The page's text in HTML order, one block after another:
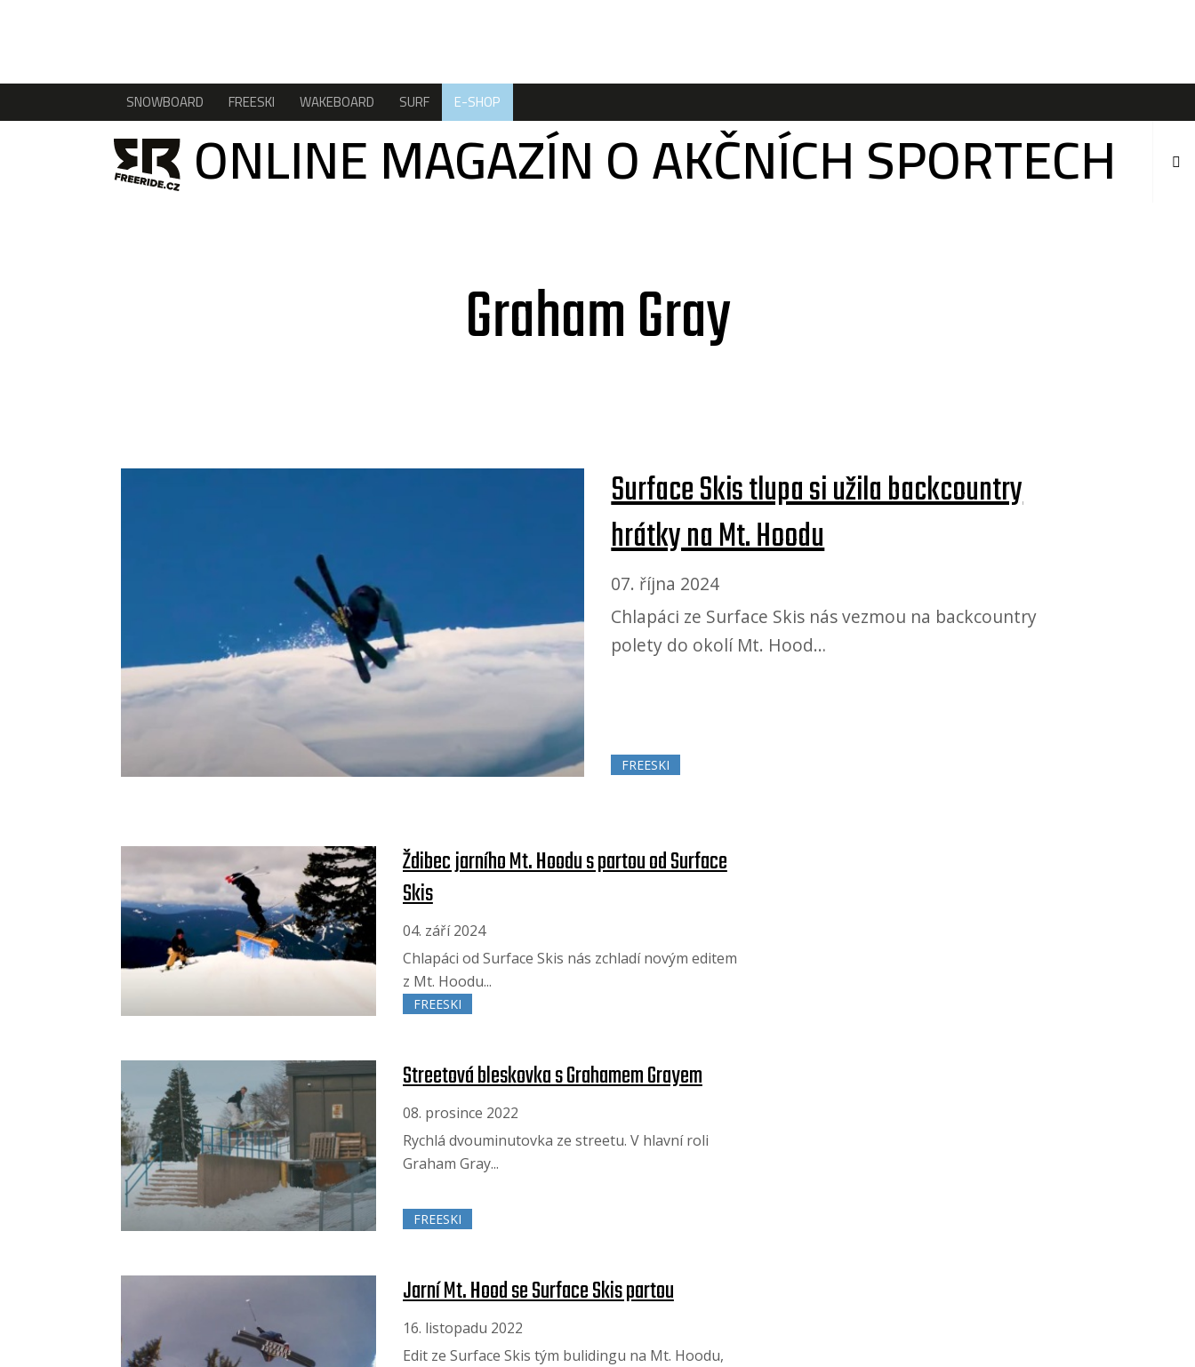
SNOWBOARD FREESKI WAKEBOARD SURF E-SHOP
ONLINE MAGAZÍN O AKČNÍCH SPORTECH
Graham Gray
Surface Skis tlupa si užila backcountry
hrátky na Mt. Hoodu
07. října 2024
Chlapáci ze Surface Skis nás vezmou na backcountry
polety do okolí Mt. Hood…
FREESKI
Ždibec jarního Mt. Hoodu s partou od Surface
Skis
04. září 2024
Chlapáci od Surface Skis nás zchladí novým editem
z Mt. Hoodu...
FREESKI
Streetová bleskovka s Grahamem Grayem
08. prosince 2022
Rychlá dvouminutovka ze streetu. V hlavní roli
Graham Gray...
FREESKI
Jarní Mt. Hood se Surface Skis partou
16. listopadu 2022
Edit ze Surface Skis tým bulidingu na Mt. Hoodu,